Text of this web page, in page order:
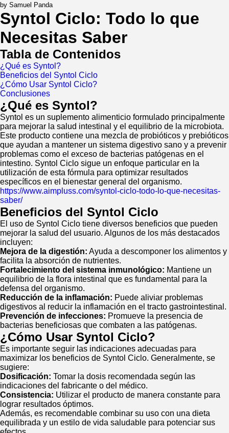
Definitivo
para
Culturismo
by Samuel Panda
Syntol Ciclo: Todo lo que
Necesitas Saber
Tabla de Contenidos
¿Qué es Syntol?
Beneficios del Syntol Ciclo
¿Cómo Usar Syntol Ciclo?
Conclusiones
¿Qué es Syntol?
Syntol es un suplemento alimenticio formulado principalmente
para mejorar la salud intestinal y el equilibrio de la microbiota.
Este producto contiene una mezcla de probióticos y prebióticos
que ayudan a mantener un sistema digestivo sano y a prevenir
problemas como el exceso de bacterias patógenas en el
intestino. Syntol Ciclo sigue un enfoque particular en la
utilización de esta fórmula para optimizar resultados
específicos en el bienestar general del organismo.
https://www.aimpluss.com/syntol-ciclo-todo-lo-que-necesitas-
saber/
Beneficios del Syntol Ciclo
El uso de Syntol Ciclo tiene diversos beneficios que pueden
mejorar la salud del usuario. Algunos de los más destacados
incluyen:
Mejora de la digestión: Ayuda a descomponer los alimentos y
facilita la absorción de nutrientes.
Fortalecimiento del sistema inmunológico: Mantiene un
equilibrio de la flora intestinal que es fundamental para la
defensa del organismo.
Reducción de la inflamación: Puede aliviar problemas
digestivos al reducir la inflamación en el tracto gastrointestinal.
Prevención de infecciones: Promueve la presencia de
bacterias beneficiosas que combaten a las patógenas.
¿Cómo Usar Syntol Ciclo?
Es importante seguir las indicaciones adecuadas para
maximizar los beneficios de Syntol Ciclo. Generalmente, se
sugiere:
Dosificación: Tomar la dosis recomendada según las
indicaciones del fabricante o del médico.
Consistencia: Utilizar el producto de manera constante para
lograr resultados óptimos.
Además, es recomendable combinar su uso con una dieta
equilibrada y un estilo de vida saludable para potenciar sus